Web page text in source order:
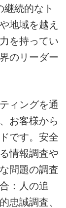
継続的なト
地域を越え
を持ってい
のリーダー
ィングを通
お客様から
です。安全
情報調査や
問題の調査
：人の追
忠誠調査、